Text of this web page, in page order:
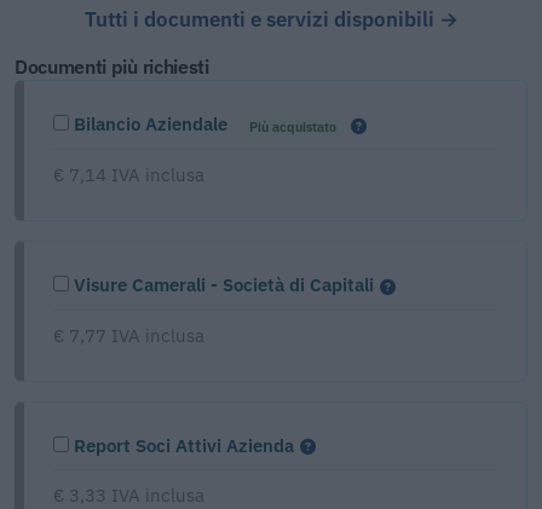
Tutti i documenti e servizi disponibili →
Documenti più richiesti
Bilancio Aziendale Più acquistato
€ 7,14 IVA inclusa
Visure Camerali - Società di Capitali
€ 7,77 IVA inclusa
Report Soci Attivi Azienda
€ 3,33 IVA inclusa